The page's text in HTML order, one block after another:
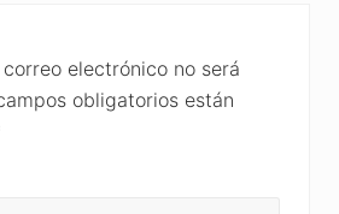
electrónico no será
obligatorios están